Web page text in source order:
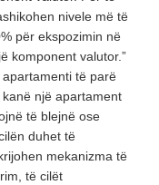
nivele më të
për ekspozimin në
komponent valutor.”
të parë
një apartament
të blejnë ose
duhet të
mekanizma të
të cilët